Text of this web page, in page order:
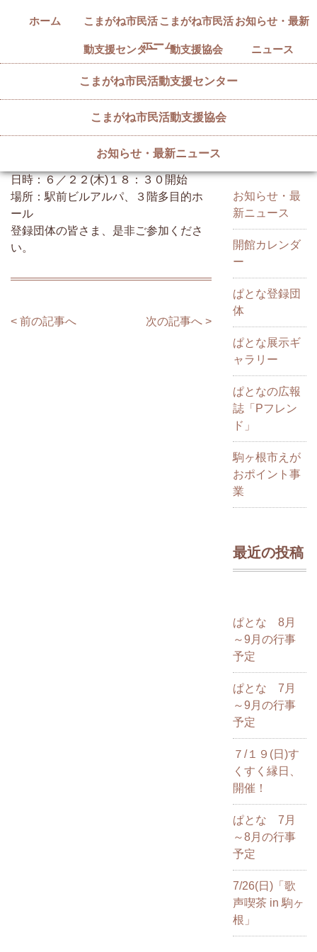
ホーム こまがね市民活
動支援センター
こまがね市民活
動支援協会
お知らせ・最新
ニュース
ホーム
こまがね市民活動支援センター
こまがね市民活動支援協会
お知らせ・最新ニュース
R５年度第１回登録団体連絡会
件名の会合を開催します。
日時：６／２２(木)１８：３０開始
場所：駅前ビルアルパ、３階多目的ホ
ール
登録団体の皆さま、是非ご参加くださ
い。
< 前の記事へ 次の記事へ >
お知らせ・最
新ニュース
開館カレンダ
ー
ぱとな登録団
体
ぱとな展示ギ
ャラリー
ぱとなの広報
誌「Pフレン
ド」
駒ヶ根市えが
おポイント事
業
最近の投稿
ぱとな 8月
～9月の行事
予定
ぱとな 7月
～9月の行事
予定
７/１９(日)す
くすく縁日、
開催！
ぱとな 7月
～8月の行事
予定
7/26(日)「歌
声喫茶 in 駒ヶ
根」